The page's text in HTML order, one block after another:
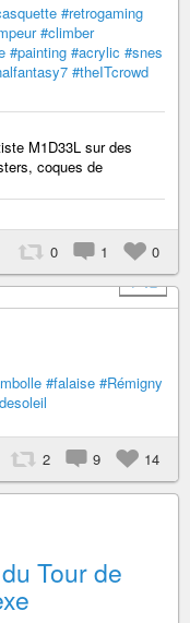
#retrogaming
#climber
#painting #acrylic #snes
#theITcrowd
M1D33L sur des
coques de
0 1
0
+ 12
#falaise #Rémigny
2 9 14
Tour de